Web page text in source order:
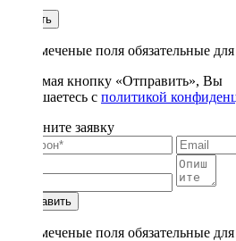
Купить
* - отмеченые поля обязательные
Нажимая кнопку «Отправить», Вы
соглашаетесь с политикой
Заполните заявку
Отправить
* - отмеченые поля обязательные